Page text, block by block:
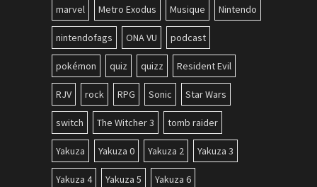
marvel Metro Exodus Musique Nintendo
nintendofags ONA VU podcast
pokémon quiz quizz Resident Evil
RJV rock RPG Sonic Star Wars
switch The Witcher 3 tomb raider
Yakuza Yakuza 0 Yakuza 2 Yakuza 3
Yakuza 4 Yakuza 5 Yakuza 6